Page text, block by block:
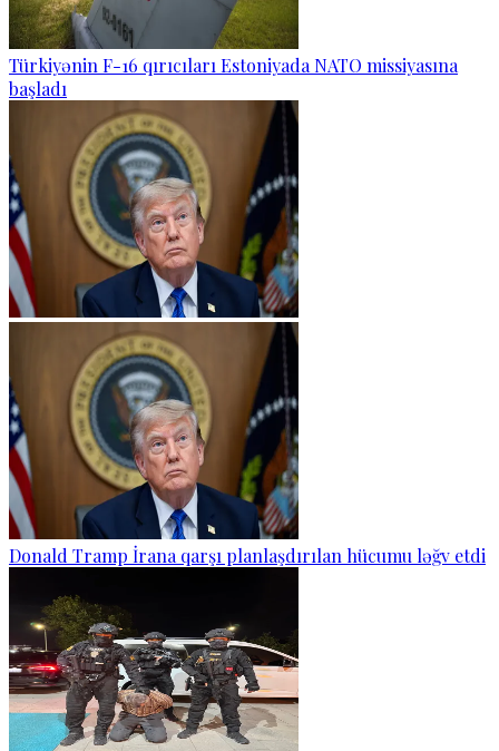
Türkiyənin F-16 qırıcıları Estoniyada NATO missiyasına
başladı
Donald Tramp İrana qarşı planlaşdırılan hücumu ləğv etdi